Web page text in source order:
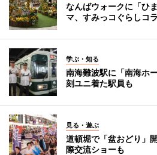
なんばウォークに「ひ
マ、すみっコぐらしコ
学ぶ・知る
南海難波駅に「南海ホ
刻ユニ着た駅員も
見る・遊ぶ
道頓堀で「盆おどり」
際交流ショーも